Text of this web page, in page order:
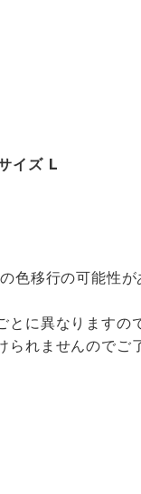
イズ L
移行の可能性
に異なりますの
れませんのでご